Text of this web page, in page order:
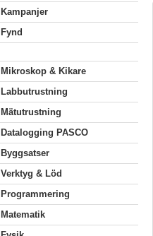
Kampanjer
Fynd
Mikroskop & Kikare
Labbutrustning
Mätutrustning
Datalogging PASCO
Byggsatser
Verktyg & Löd
Programmering
Matematik